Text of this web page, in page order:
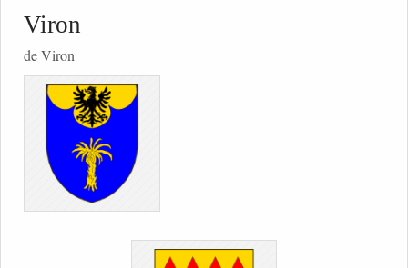
Viron
de Viron